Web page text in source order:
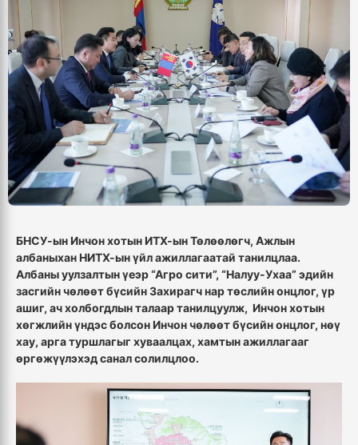
БНСУ-ын Инчон хотын ИТХ-ын Төлөөлөгч, Ажлын
албаныхан НИТХ-ын үйл ажиллагаатай танилцлаа.
Албаны уулзалтын үеэр “Агро сити”, “Налуу-Ухаа” эдийн
засгийн чөлөөт бүсийн Захирагч нар төслийн онцлог, үр
ашиг, ач холбогдлын талаар танилцуулж, Инчон хотын
хөгжлийн үндэс болсон Инчон чөлөөт бүсийн онцлог, нөү
хау, арга туршлагыг хуваалцах, хамтын ажиллагааг
өргөжүүлэхэд санал солилцлоо.